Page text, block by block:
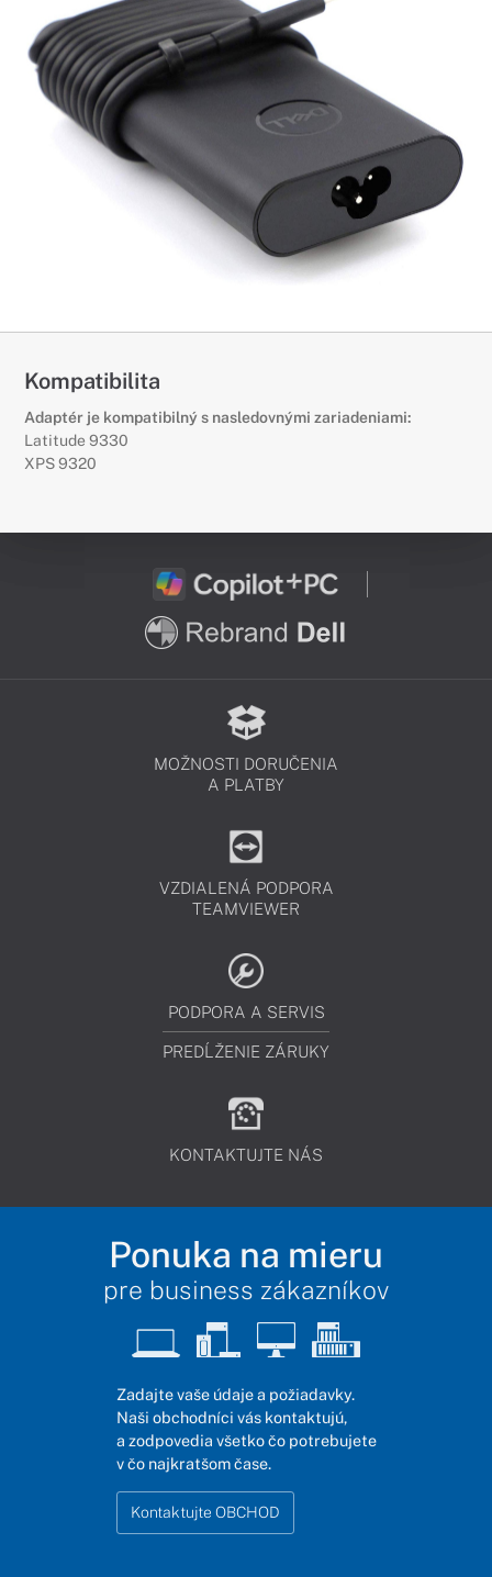
Kompatibilita
Adaptér je kompatibilný s nasledovnými zariadeniami:
Latitude 9330
XPS 9320
MOŽNOSTI DORUČENIA
A PLATBY
VZDIALENÁ PODPORA
TEAMVIEWER
PODPORA A SERVIS
PREDĹŽENIE ZÁRUKY
KONTAKTUJTE NÁS
Ponuka na mieru
pre business zákazníkov
Zadajte vaše údaje a požiadavky.
Naši obchodníci vás kontaktujú,
a zodpovedia všetko čo potrebujete
v čo najkratšom čase.
Kontaktujte OBCHOD